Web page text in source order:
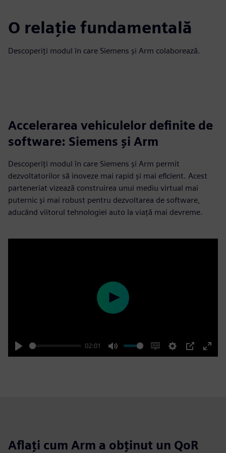
O relație fundamentală
Descoperiți modul în care Siemens și Arm colaborează.
Accelerarea vehiculelor definite de
software: Siemens și Arm
Descoperiți modul în care Siemens și Arm permit
dezvoltatorilor să inoveze mai rapid și mai eficient. Acest
parteneriat vizează construirea unui mediu virtual mai
puternic și mai robust pentru dezvoltarea de software,
aducând viitorul tehnologiei auto la viață mai devreme.
Play
02:01
Mute
EnableSettings
PIP
Enter
Play
Aflați cum Arm a obținut un QoR